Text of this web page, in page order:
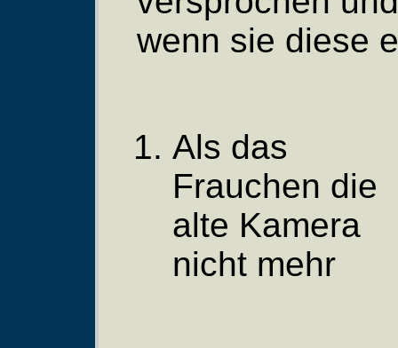
wenn sie diese
Als das
Frauchen die
alte Kamera
nicht mehr